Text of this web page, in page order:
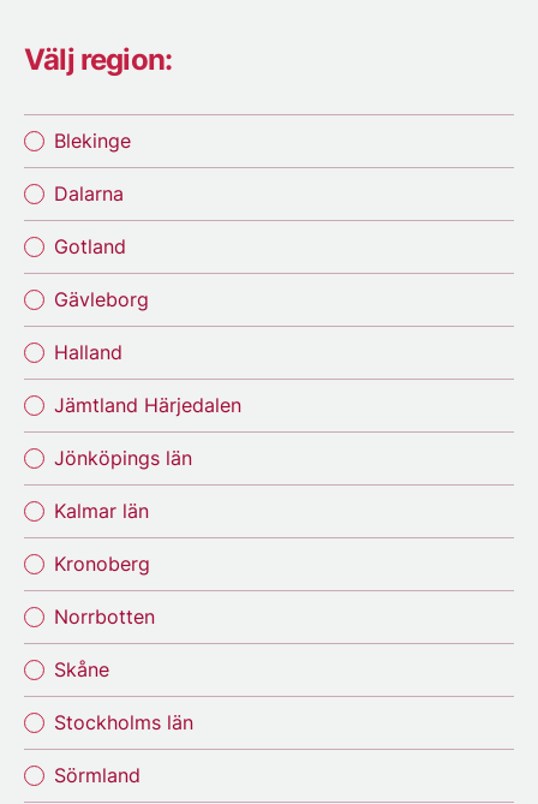
Välj region:
Blekinge
Dalarna
Gotland
Gävleborg
Halland
Jämtland Härjedalen
Jönköpings län
Kalmar län
Kronoberg
Norrbotten
Skåne
Stockholms län
Sörmland